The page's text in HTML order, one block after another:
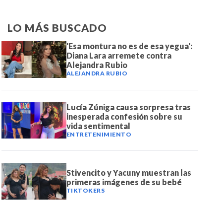
LO MÁS BUSCADO
'Esa montura no es de esa yegua':
Diana Lara arremete contra
Alejandra Rubio
ALEJANDRA RUBIO
Lucía Zúniga causa sorpresa tras
inesperada confesión sobre su
vida sentimental
ENTRETENIMIENTO
Stivencito y Yacuny muestran las
primeras imágenes de su bebé
TIKTOKERS